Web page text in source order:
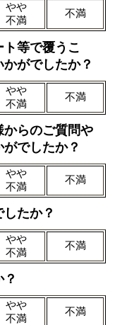
やや
不満
不満
等で覆うこ
がでしたか？
やや
不満
不満
らのご質問や
でしたか？
やや
不満
不満
たか？
やや
不満
不満
やや
不満
不満